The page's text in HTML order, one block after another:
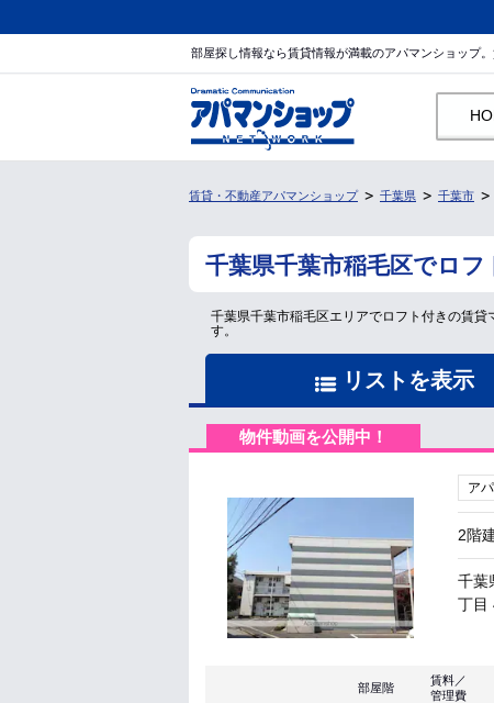
部屋探し情報なら賃貸情報が満載のアパマンショップ
賃貸・不動産アパマンショップ 千葉県 千葉市
千葉県千葉市稲毛区でロ
千葉県千葉市稲毛区エリアでロフト付きの賃
す。
リストを表示
物件動画を公開中！
ア
2階
千葉
丁目
部屋階
賃料／
管理費